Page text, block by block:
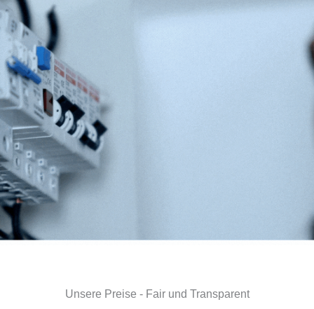
Unsere Preise - Fair und Transparent